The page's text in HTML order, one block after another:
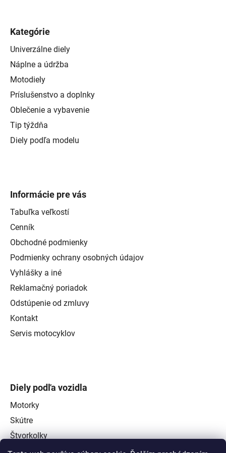
Kategórie
Univerzálne diely
Náplne a údržba
Motodiely
Príslušenstvo a doplnky
Oblečenie a vybavenie
Tip týždňa
Diely podľa modelu
Informácie pre vás
Tabuľka veľkostí
Cenník
Obchodné podmienky
Podmienky ochrany osobných údajov
Vyhlášky a iné
Reklamačný poriadok
Odstúpenie od zmluvy
Kontakt
Servis motocyklov
Diely podľa vozidla
Motorky
Skútre
Štvorkolky